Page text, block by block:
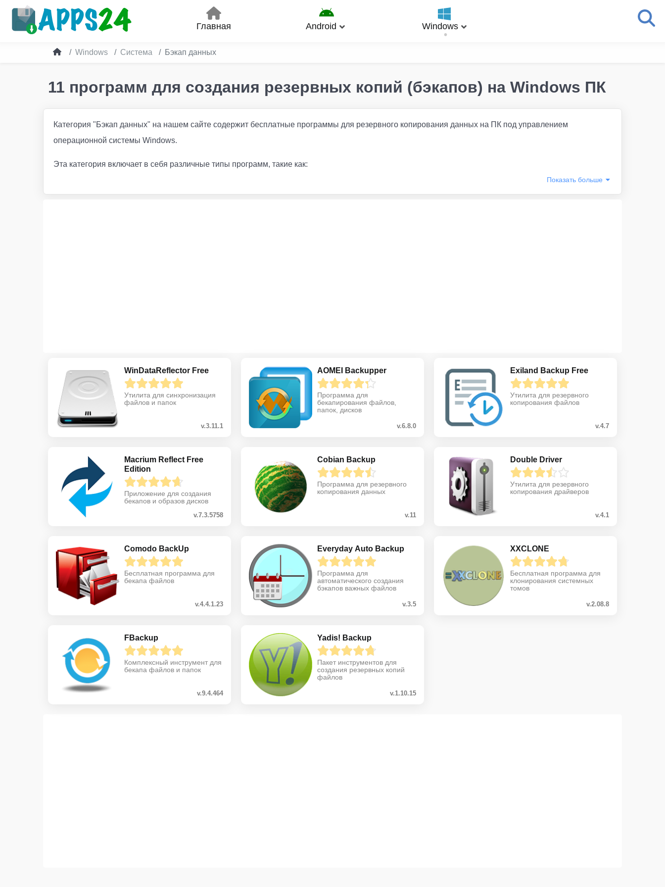
Главная Android Windows
Windows Система Бэкап данных
11 программ для создания резервных копий (бэкапов) на Windows ПК
Категория "Бэкап данных" на нашем сайте содержит бесплатные программы для резервного копирования данных на ПК под управлением
операционной системы Windows.
Эта категория включает в себя различные типы программ, такие как:
Показать больше
WinDataReflector Free
Утилита для синхронизация
файлов и папок
v.3.11.1
AOMEI Backupper
Программа для
бекапирования файлов,
папок, дисков
v.6.8.0
Exiland Backup Free
Утилита для резервного
копирования файлов
v.4.7
Macrium Reflect Free
Edition
Приложение для создания
бекапов и образов дисков
v.7.3.5758
Cobian Backup
Программа для резервного
копирования данных
v.11
Double Driver
Утилита для резервного
копирования драйверов
v.4.1
Comodo BackUp
Бесплатная программа для
бекапа файлов
v.4.4.1.23
Everyday Auto Backup
Программа для
автоматического создания
бэкапов важных файлов
v.3.5
XXCLONE
Бесплатная программа для
клонирования системных
томов
v.2.08.8
FBackup
Комплексный инструмент для
бекапа файлов и папок
v.9.4.464
Yadis! Backup
Пакет инструментов для
создания резервных копий
файлов
v.1.10.15